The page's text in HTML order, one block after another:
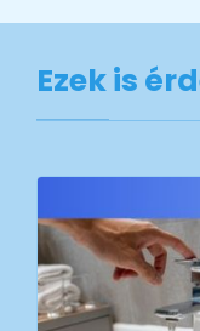
Ezek is